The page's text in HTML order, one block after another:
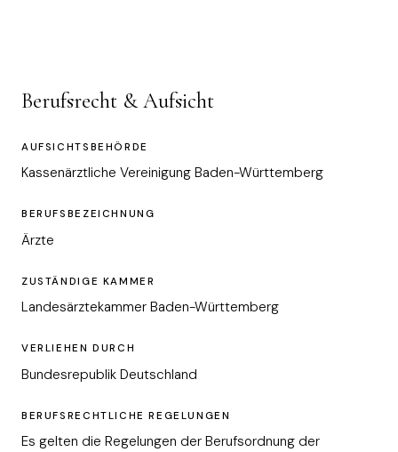
Berufsrecht & Aufsicht
AUFSICHTSBEHÖRDE
Kassenärztliche Vereinigung Baden-Württemberg
BERUFSBEZEICHNUNG
Ärzte
ZUSTÄNDIGE KAMMER
Landesärztekammer Baden-Württemberg
VERLIEHEN DURCH
Bundesrepublik Deutschland
BERUFSRECHTLICHE REGELUNGEN
Es gelten die Regelungen der Berufsordnung der